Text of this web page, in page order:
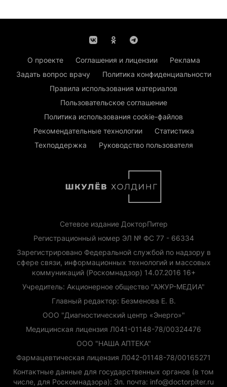
О проекте Соглашения и лицензии
Реклама
Задать вопрос врачу
Политика конфиденциальности
Правила использования материалов
Пользовательское соглашение
Политика использования cookie-файлов
Рекомендательные технологии
Статистика
Техподдержка
Руководство пользователя
Сетевое издание ДокторПитер
Регистрационный номер ЭЛ № ФС 77 - 66334
Зарегистрировано Федеральной службой по надзору в
сфере связи, информационных технологий и массовых
коммуникаций (Роскомнадзор) 14.07.2016 16+
Учредитель: Акционерное общество "АЖУР-МЕДИА"
Главный редактор: Безменова Е. В.
ООО "Диагностический центр «Энерго»"
Медицинская лицензия Л041-01148-78/00324476
ООО "НАША АПТЕКА"
Фармацевтическая лицензия Л042-01148-78/00165271
Контактные данные для государственных органов (в том
числе, для Роскомнадзора): Эл. почта: info@doctorpiter.ru